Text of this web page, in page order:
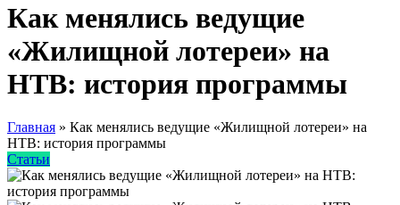
Как менялись ведущие
«Жилищной лотереи» на
НТВ: история программы
Главная » Как менялись ведущие «Жилищной лотереи» на
НТВ: история программы
Статьи